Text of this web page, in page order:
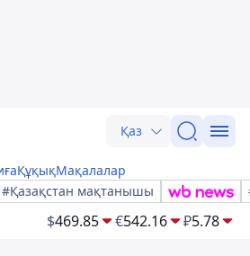
Қаз
ҚұқықМақалалар
#Қазақстан мақтанышы
$469.85 €542.16 ₽5.78